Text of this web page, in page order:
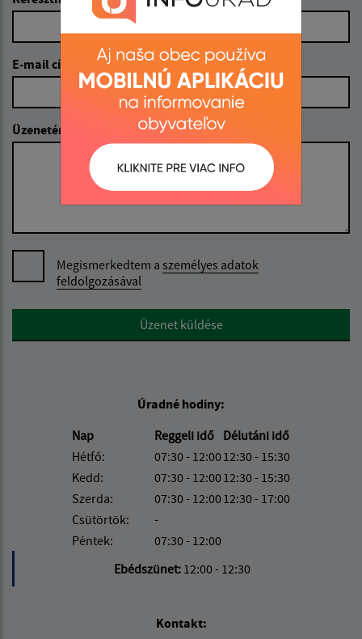
E-mail cím (povinné)
Üzenetének szövege (povinné)
Megismerkedtem a személyes adatok
feldolgozásával
Google reCaptcha ResponseÜzenet küldése
Úradné hodiny:
Nap
Reggeli idő Délutáni idő
Hétfő:
07:30 - 12:0012:30 - 15:30
Kedd:
07:30 - 12:0012:30 - 15:30
Szerda:
07:30 - 12:0012:30 - 17:00
Csütörtök:
-
Péntek:
07:30 - 12:00
Ebédszünet: 12:00 - 12:30
Kontakt: